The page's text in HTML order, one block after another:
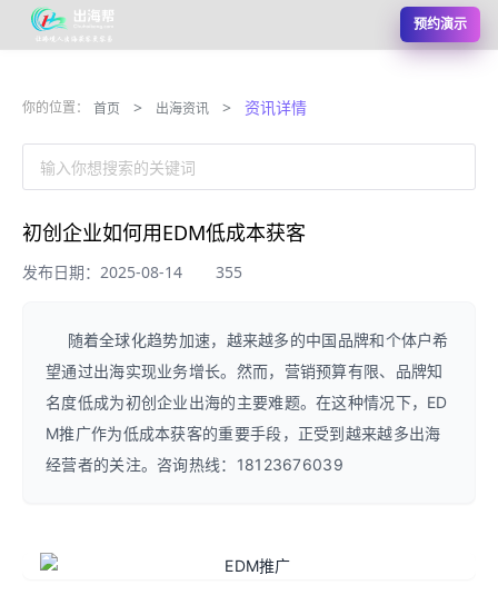
预约演示
你的位置： 首页 > 出海资讯 > 资讯详情
输入你想搜索的关键词
初创企业如何用EDM低成本获客
发布日期：2025-08-14 355
随着全球化趋势加速，越来越多的中国品牌和个体户希
望通过出海实现业务增长。然而，营销预算有限、品牌知
名度低成为初创企业出海的主要难题。在这种情况下，ED
M推广作为低成本获客的重要手段，正受到越来越多出海
经营者的关注。咨询热线：18123676039